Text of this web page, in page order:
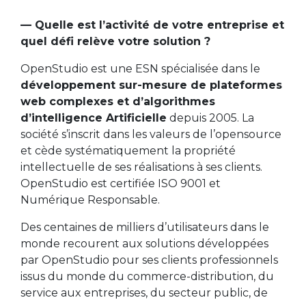
— Quelle est l’activité de votre entreprise et
quel défi relève votre solution ?
OpenStudio est une ESN spécialisée dans le
développement sur-mesure de plateformes
web complexes et d’algorithmes
d’intelligence Artificielle depuis 2005. La
société s’inscrit dans les valeurs de l’opensource
et cède systématiquement la propriété
intellectuelle de ses réalisations à ses clients.
OpenStudio est certifiée ISO 9001 et
Numérique Responsable.
Des centaines de milliers d’utilisateurs dans le
monde recourent aux solutions développées
par OpenStudio pour ses clients professionnels
issus du monde du commerce-distribution, du
service aux entreprises, du secteur public, de